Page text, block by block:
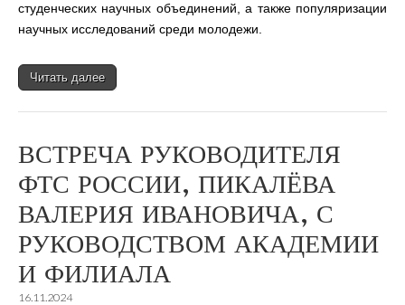
студенческих научных объединений, а также популяризации
научных исследований среди молодежи.
Читать далее
ВСТРЕЧА РУКОВОДИТЕЛЯ
ФТС РОССИИ, ПИКАЛЁВА
ВАЛЕРИЯ ИВАНОВИЧА, С
РУКОВОДСТВОМ АКАДЕМИИ
И ФИЛИАЛА
16.11.2024